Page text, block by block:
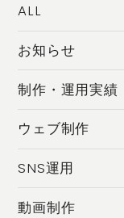
ALL
お知らせ
制作・運用実績
ウェブ制作
SNS運用
動画制作